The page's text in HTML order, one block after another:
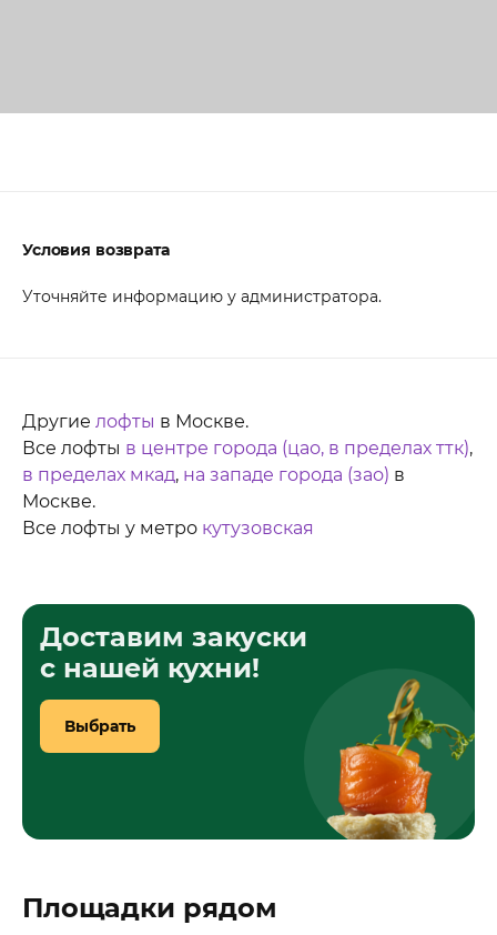
Условия возврата
Уточняйте информацию у администратора.
Другие лофты в Москве.
Все лофты в центре города (цао, в пределах ттк),
в пределах мкад, на западе города (зао) в
Москве.
Все лофты у метро кутузовская
Доставим закуски
с нашей кухни!
Выбрать
Площадки рядом